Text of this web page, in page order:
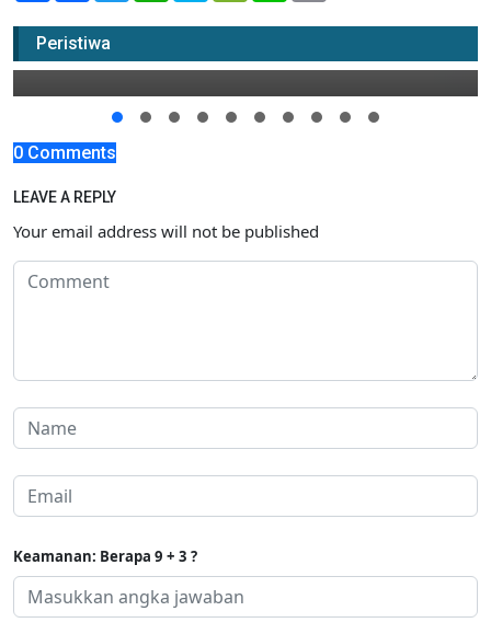
Peristiwa
Kenapa?
06 Oktober 2017 18:00
0 Comments
LEAVE A REPLY
Your email address will not be published
Keamanan: Berapa 9 + 3 ?